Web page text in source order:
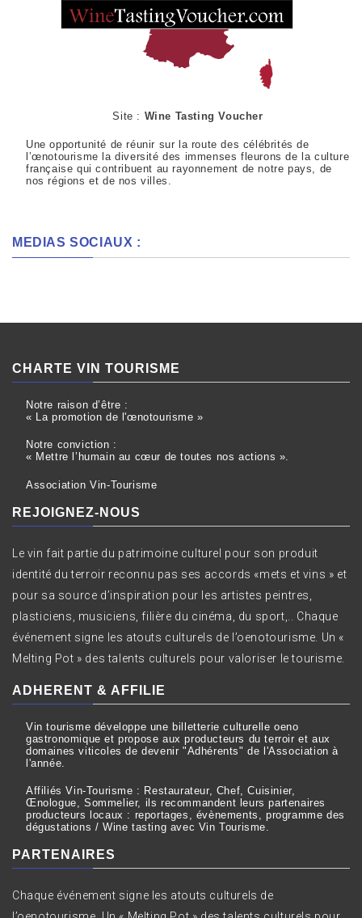
Site : Wine Tasting Voucher
Une opportunité de réunir sur la route des célébrités de
l’œnotourisme la diversité des immenses fleurons de la culture
française qui contribuent au rayonnement de notre pays, de
nos régions et de nos villes.
MEDIAS SOCIAUX :
CHARTE VIN TOURISME
Notre raison d’être :
« La promotion de l'œnotourisme »
Notre conviction :
« Mettre l’humain au cœur de toutes nos actions ».
Association Vin-Tourisme
REJOIGNEZ-NOUS
Le vin fait partie du patrimoine culturel pour son produit
identité du terroir reconnu pas ses accords «mets et vins » et
pour sa source d’inspiration pour les artistes peintres,
plasticiens, musiciens, filière du cinéma, du sport,.. Chaque
événement signe les atouts culturels de l’oenotourisme. Un «
Melting Pot » des talents culturels pour valoriser le tourisme.
ADHERENT & AFFILIE
Vin tourisme développe une billetterie culturelle oeno
gastronomique et propose aux producteurs du terroir et aux
domaines viticoles de devenir "Adhérents" de l'Association à
l'année.
Affiliés Vin-Tourisme : Restaurateur, Chef, Cuisinier,
Œnologue, Sommelier, ils recommandent leurs partenaires
producteurs locaux : reportages, évènements, programme des
dégustations / Wine tasting avec Vin Tourisme.
PARTENAIRES
Chaque événement signe les atouts culturels de